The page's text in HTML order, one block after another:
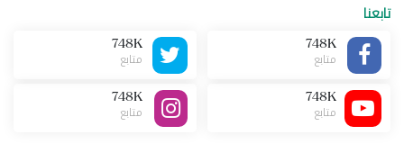
تابعنا
748K
متابع
748K
متابع
748K
متابع
748K
متابع